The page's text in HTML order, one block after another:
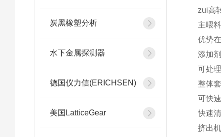
炭黑橡塑分析
水下金属探测器
德国仪力信(ERICHSEN)
美国LatticeGear
zui高
主喂
优势
添加
可处
整体
可快
快速
挤出